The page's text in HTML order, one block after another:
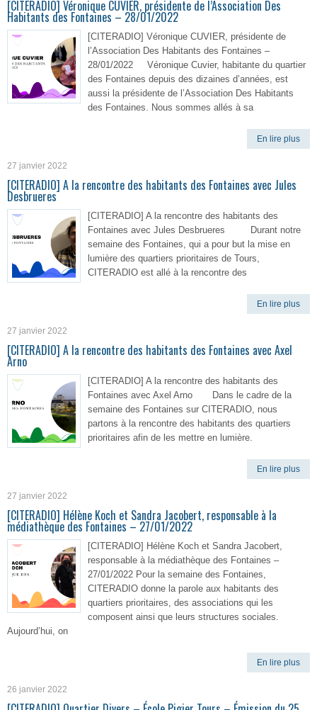
[CITERADIO] Véronique CUVIER, présidente de l’Association Des
Habitants des Fontaines – 28/01/2022
[CITERADIO] Véronique CUVIER, présidente de
l’Association Des Habitants des Fontaines –
28/01/2022 Véronique Cuvier, habitante du quartier
des Fontaines depuis des dizaines d’années, est
aussi la présidente de l’Association Des Habitants
des Fontaines. Nous sommes allés à sa
En lire plus
27 janvier 2022
[CITERADIO] A la rencontre des habitants des Fontaines avec Jules
Desbrueres
[CITERADIO] A la rencontre des habitants des
Fontaines avec Jules Desbrueres Durant notre
semaine des Fontaines, qui a pour but la mise en
lumière des quartiers prioritaires de Tours,
CITERADIO est allé à la rencontre des
En lire plus
27 janvier 2022
[CITERADIO] A la rencontre des habitants des Fontaines avec Axel
Arno
[CITERADIO] A la rencontre des habitants des
Fontaines avec Axel Arno Dans le cadre de la
semaine des Fontaines sur CITERADIO, nous
partons à la rencontre des habitants des quartiers
prioritaires afin de les mettre en lumière.
En lire plus
27 janvier 2022
[CITERADIO] Hélène Koch et Sandra Jacobert, responsable à la
médiathèque des Fontaines – 27/01/2022
[CITERADIO] Hélène Koch et Sandra Jacobert,
responsable à la médiathèque des Fontaines –
27/01/2022 Pour la semaine des Fontaines,
CITERADIO donne la parole aux habitants des
quartiers prioritaires, des associations qui les
composent ainsi que leurs structures sociales.
Aujourd’hui, on
En lire plus
26 janvier 2022